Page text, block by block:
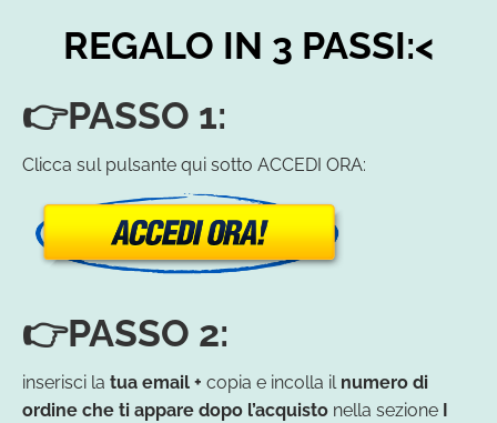
REGALO IN 3 PASSI:<
👉PASSO 1:
Clicca sul pulsante qui sotto ACCEDI ORA:
👉PASSO 2:
inserisci la tua email + copia e incolla il numero di
ordine che ti appare dopo l’acquisto nella sezione I